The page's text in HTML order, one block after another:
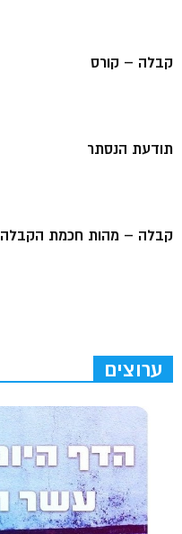
קבלה – קורס
תודעת הנסתר
קבלה – מהות חכמת הקבלה
ערוצים